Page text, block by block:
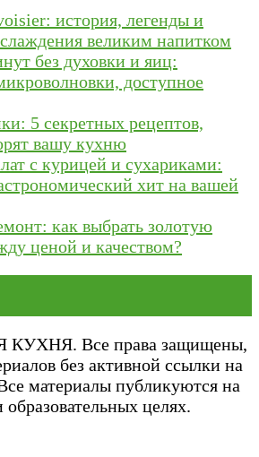
история, легенды и
великим напитком
без духовки и яиц:
доступное
5 секретных рецептов,
вашу кухню
с курицей и сухариками:
хит на вашей
как выбрать золотую
ценой и качеством?
Все права защищены,
без активной ссылки на
материалы публикуются на
целях.